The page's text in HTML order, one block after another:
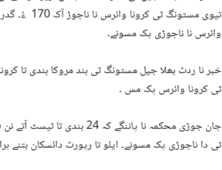
وائرس نا ناجوڑی پک مسونے۔
ٹی کرونا وائرس پک مس ۔
ٹی دا ناجوڑی پک مسونے۔ ایلو تا رپورٹ دائسکان بتنے